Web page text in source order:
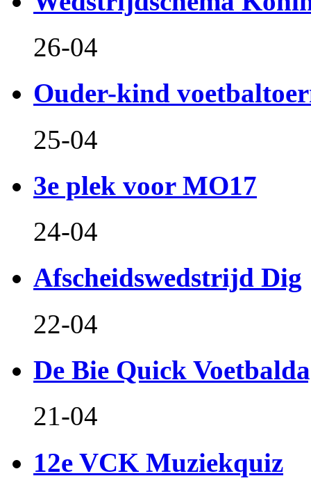
26-04
Ouder-kind
25-04
3e plek voor MO17
24-04
Afscheidswedstrijd Dig
22-04
De Bie Quick
21-04
12e VCK Muziekquiz